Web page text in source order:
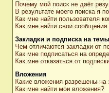
Почему мой поиск не даёт
В результате моего поиска я
Как мне найти пользователя
Как мне найти свои
Закладки и подписка на темы
Чем отличаются закладки от
Как мне подписаться на
Как мне отказаться от
Вложения
Какие вложения разрешены на
Как мне найти мои вложения?